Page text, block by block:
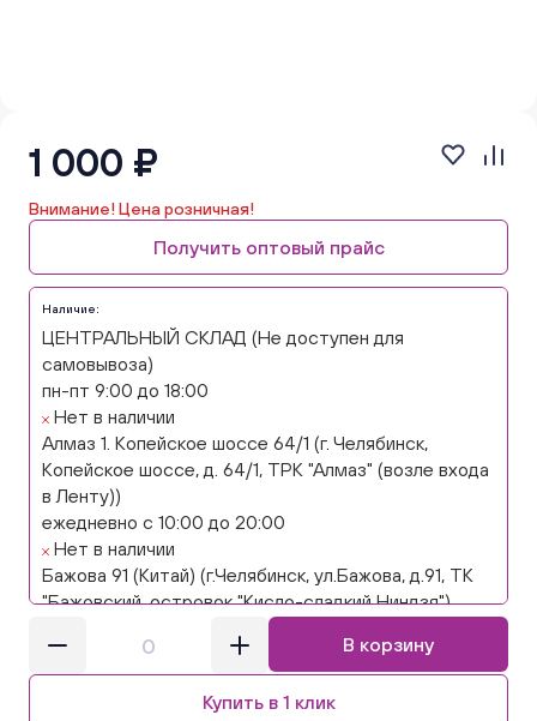
1 000 ₽
Внимание! Цена розничная!
Получить оптовый прайс
Наличие:
ЦЕНТРАЛЬНЫЙ СКЛАД (Не доступен для
самовывоза)
пн-пт 9:00 до 18:00
Нет в наличии
Алмаз 1. Копейское шоссе 64/1 (г. Челябинск,
Копейское шоссе, д. 64/1, ТРК "Алмаз" (возле входа
в Ленту))
ежедневно с 10:00 до 20:00
Нет в наличии
Бажова 91 (Китай) (г.Челябинск, ул.Бажова, д.91, ТК
"Бажовский, островок "Кисло-сладкий Ниндзя")
ежедневно с 10:00 до 20:00
Нет в наличии
Бажова 91 Цветы (г. Челябинск, ул.Бажова, д91/1 (на
В корзину
Купить в 1 клик